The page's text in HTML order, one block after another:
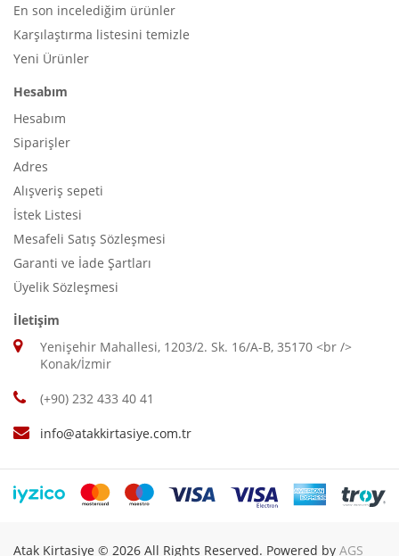
En son incelediğim ürünler
Karşılaştırma listesini temizle
Yeni Ürünler
Hesabım
Hesabım
Siparişler
Adres
Alışveriş sepeti
İstek Listesi
Mesafeli Satış Sözleşmesi
Garanti ve İade Şartları
Üyelik Sözleşmesi
İletişim
Yenişehir Mahallesi, 1203/2. Sk. 16/A-B, 35170 <br />
Konak/İzmir
(+90) 232 433 40 41
info@atakkirtasiye.com.tr
Atak Kirtasiye © 2026 All Rights Reserved. Powered by AGS